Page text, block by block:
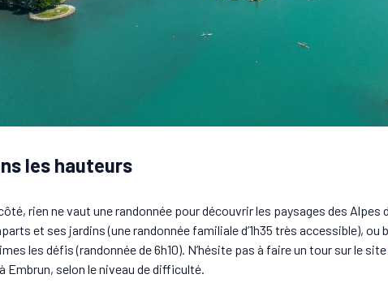
les hauteurs
rien ne vaut une randonnée pour découvrir les paysages des Alpes
et ses jardins (une randonnée familiale d’1h35 très accessible), ou
les défis (randonnée de 6h10). N’hésite pas à faire un tour sur le site
Embrun, selon le niveau de difficulté.